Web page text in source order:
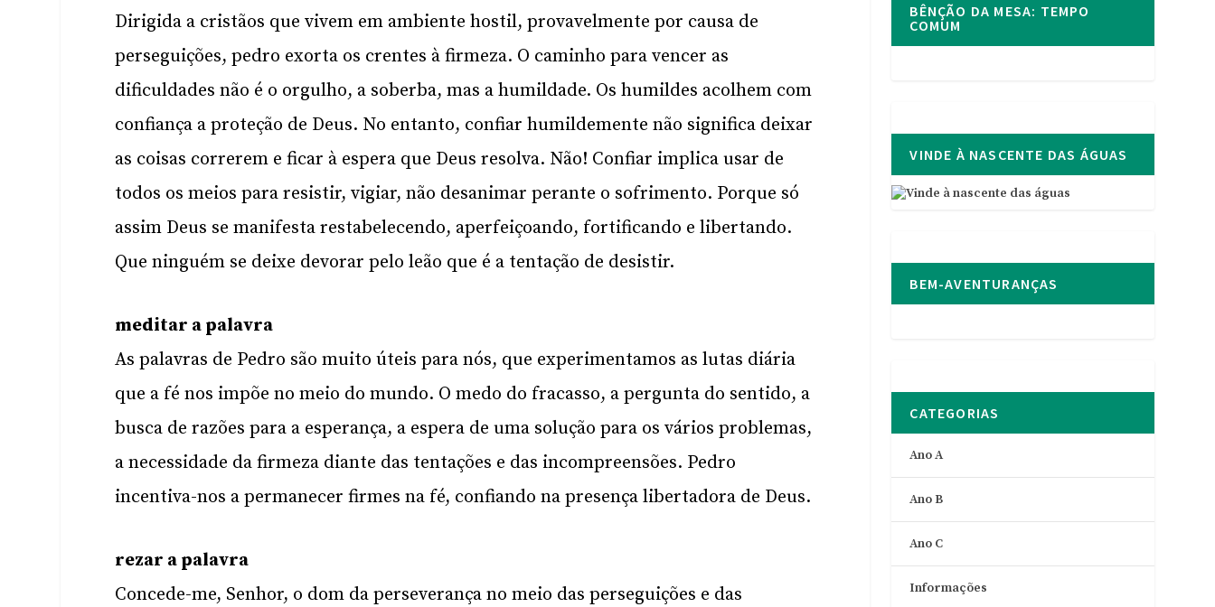
Dirigida a cristãos que vivem em ambiente hostil, provavelmente por causa de
perseguições, pedro exorta os crentes à firmeza. O caminho para vencer as
dificuldades não é o orgulho, a soberba, mas a humildade. Os humildes acolhem com
confiança a proteção de Deus. No entanto, confiar humildemente não significa deixar
as coisas correrem e ficar à espera que Deus resolva. Não! Confiar implica usar de
todos os meios para resistir, vigiar, não desanimar perante o sofrimento. Porque só
assim Deus se manifesta restabelecendo, aperfeiçoando, fortificando e libertando.
Que ninguém se deixe devorar pelo leão que é a tentação de desistir.
meditar a palavra
As palavras de Pedro são muito úteis para nós, que experimentamos as lutas diária
que a fé nos impõe no meio do mundo. O medo do fracasso, a pergunta do sentido, a
busca de razões para a esperança, a espera de uma solução para os vários problemas,
a necessidade da firmeza diante das tentações e das incompreensões. Pedro
incentiva-nos a permanecer firmes na fé, confiando na presença libertadora de Deus.
rezar a palavra
Concede-me, Senhor, o dom da perseverança no meio das perseguições e das
BÊNÇÃO DA MESA: TEMPO
COMUM
VINDE À NASCENTE DAS ÁGUAS
BEM-AVENTURANÇAS
CATEGORIAS
Ano A
Ano B
Ano C
Informações